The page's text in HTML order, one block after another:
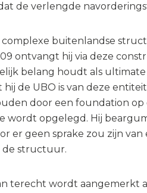
de verlengde
buitenlandse
ontvangt hij via deze
belang houdt als
de UBO is van deze
door een foundation op
wordt opgelegd. Hij
er geen sprake zou zijn
de structuur.
terecht wordt aangemerkt